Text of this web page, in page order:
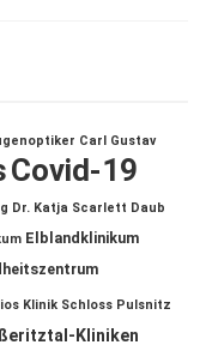
Carl Gustav
Covid-19
Dr. Katja Scarlett Daub
Elblandklinikum
Klinik Schloss Pulsnitz
Kliniken